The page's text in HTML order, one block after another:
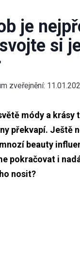
je
si
zveřejnění:
módy a
překvapí. Ještě
beauty
pokračovat i
nosit?